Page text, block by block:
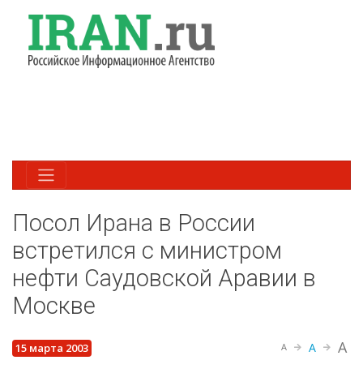
Посол Ирана в России
встретился с министром
нефти Саудовской Аравии в
Москве
15 марта 2003 A A A